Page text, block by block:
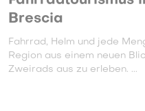
Brescia
Fahrrad, Helm und jede
Region aus einem neuen
Zweirads aus zu erleben. ...